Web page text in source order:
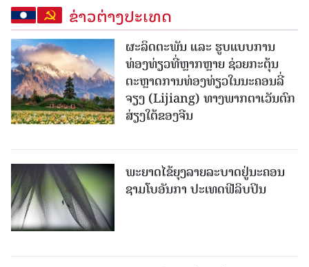
ຂ່າວຕ່າງປະເທດ
ຜະລິດຕະພັນ ແລະ ຮູບແບບການ
ທ່ອງທ່ຽວທີ່ຫຼາກຫຼາຍ ຊ່ວຍກະຕຸ້ນ
ຕະຫຼາດການທ່ອງທ່ຽວໃນນະຄອນລີ່
ຈຽງ (Lijiang) ທາງພາກຕາເວັນຕົກ
ສ່ຽງໃຕ້ຂອງຈີນ
ພະຍາດໄຂ້ຍຸງລາຍລະບາດຢູ່ນະຄອນ
ຊາມໂບ​ອັນກາ ປະເທດຟີລິບປິນ